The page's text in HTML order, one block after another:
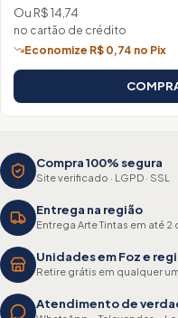
Ou R$ 14,74
no cartão de crédito
Economize R$ 0,74 no Pix
Compra 100% segura
Site verificado · LGPD · SSL
Entrega na região
Entrega Arte Tintas em até 2
Unidades em Foz e
Retire grátis em qualquer
Atendimento de